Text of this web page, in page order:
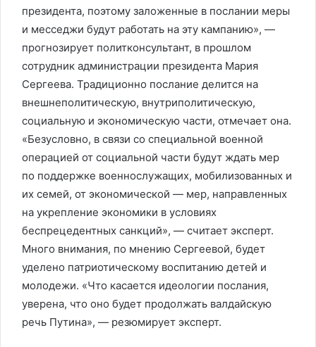
президента, поэтому заложенные в послании меры
и месседжи будут работать на эту кампанию», —
прогнозирует политконсультант, в прошлом
сотрудник администрации президента Мария
Сергеева. Традиционно послание делится на
внешнеполитическую, внутриполитическую,
социальную и экономическую части, отмечает она.
«Безусловно, в связи со специальной военной
операцией от социальной части будут ждать мер
по поддержке военнослужащих, мобилизованных и
их семей, от экономической — мер, направленных
на укрепление экономики в условиях
беспрецедентных санкций», — считает эксперт.
Много внимания, по мнению Сергеевой, будет
уделено патриотическому воспитанию детей и
молодежи. «Что касается идеологии послания,
уверена, что оно будет продолжать валдайскую
речь Путина», — резюмирует эксперт.